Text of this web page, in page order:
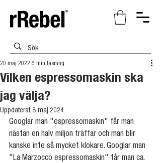
Vilken espressomaskin ska
jag välja?
20 maj 2022 6 min läsning
Uppdaterat: 8 maj 2024
Googlar man "espressomaskin" får man
nästan en halv miljon träffar och man blir
kanske inte så mycket klokare. Googlar man
"La Marzocco espressomaskin" får man ca.